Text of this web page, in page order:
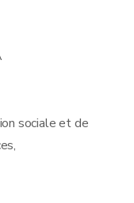
sociale et de